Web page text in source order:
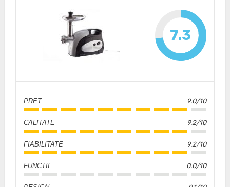
7.3
PRET 9.0/10
CALITATE 9.2/10
FIABILITATE 9.2/10
FUNCTII 0.0/10